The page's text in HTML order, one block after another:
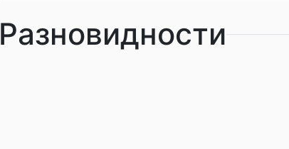
Разновидности